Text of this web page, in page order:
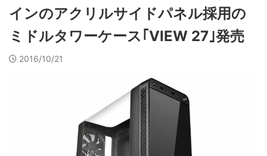
インのアクリルサイドパネル採用の
ミドルタワーケース｢VIEW 27｣発売
2016/10/21